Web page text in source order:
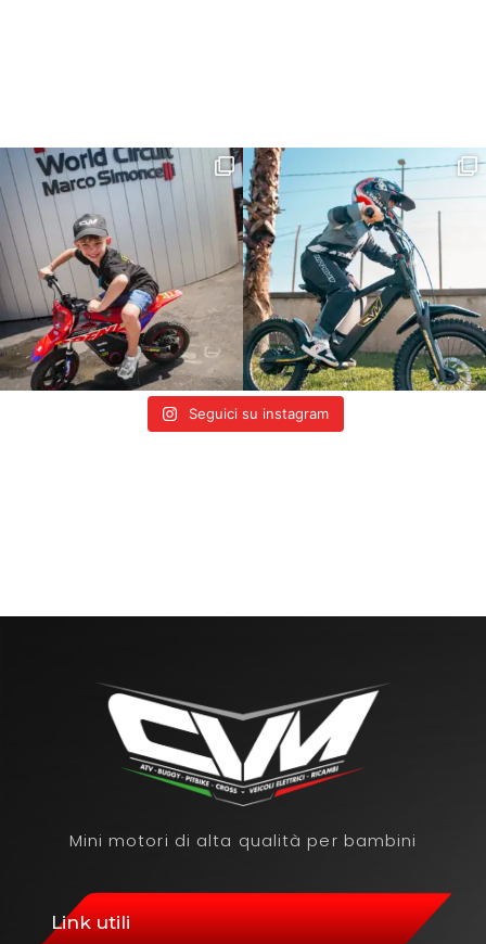
Seguici su instagram
Mini motori di alta qualità per bambini
Link utili